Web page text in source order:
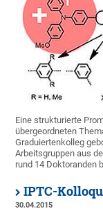
Eine strukturierte
übergeordneten
Graduiertenkolleg
Arbeitsgruppen aus
rund 14 Doktoranden
IPTC-
30.04.2015